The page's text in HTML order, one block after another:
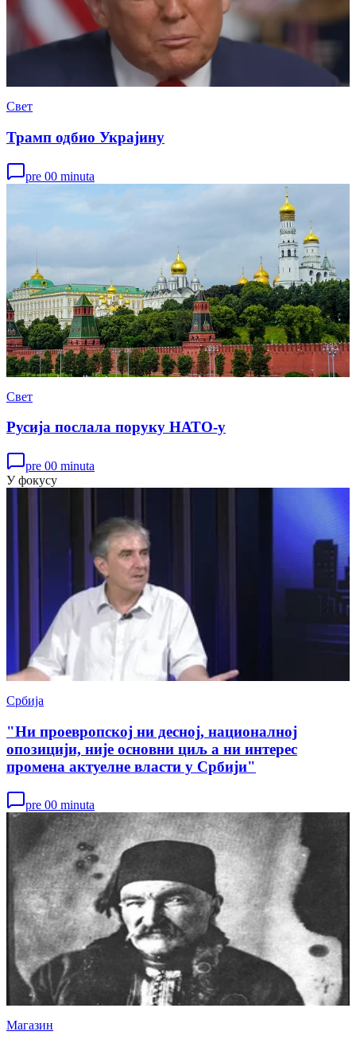
Свет
Трамп одбио Украјину
pre 00 minuta
Свет
Русија послала поруку НАТО-у
pre 00 minuta
У фокусу
Србија
"Ни проевропској ни десној, националној
опозицији, није основни циљ а ни интерес
промена актуелне власти у Србији"
pre 00 minuta
Магазин